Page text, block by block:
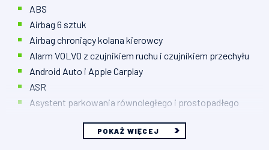
ABS
Airbag 6 sztuk
Airbag chroniący kolana kierowcy
Alarm VOLVO z czujnikiem ruchu i czujnikiem przechyłu
Android Auto i Apple Carplay
ASR
Asystent parkowania równoległego i prostopadłego
POKAŻ WIĘCEJ